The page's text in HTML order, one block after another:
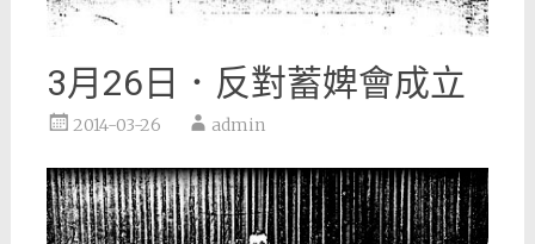
3月26日．反對蓄婢會成立
2014-03-26 admin